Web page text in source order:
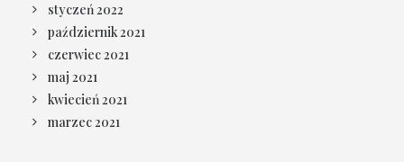
styczeń 2022
październik 2021
czerwiec 2021
maj 2021
kwiecień 2021
marzec 2021